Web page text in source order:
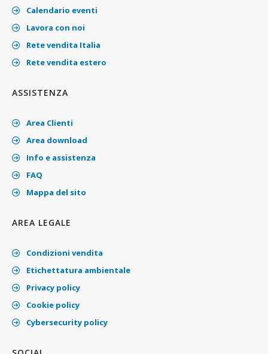
Calendario eventi
Lavora con noi
Rete vendita Italia
Rete vendita estero
ASSISTENZA
Area Clienti
Area download
Info e assistenza
FAQ
Mappa del sito
AREA LEGALE
Condizioni vendita
Etichettatura ambientale
Privacy policy
Cookie policy
Cybersecurity policy